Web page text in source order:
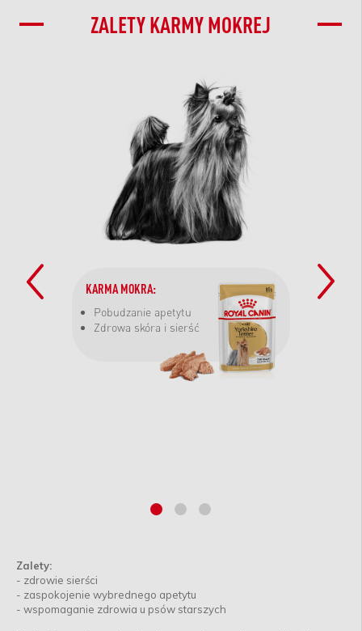
Zalety:
- zdrowie sierści
- zaspokojenie wybrednego apetytu
- wspomaganie zdrowia u psów starszych